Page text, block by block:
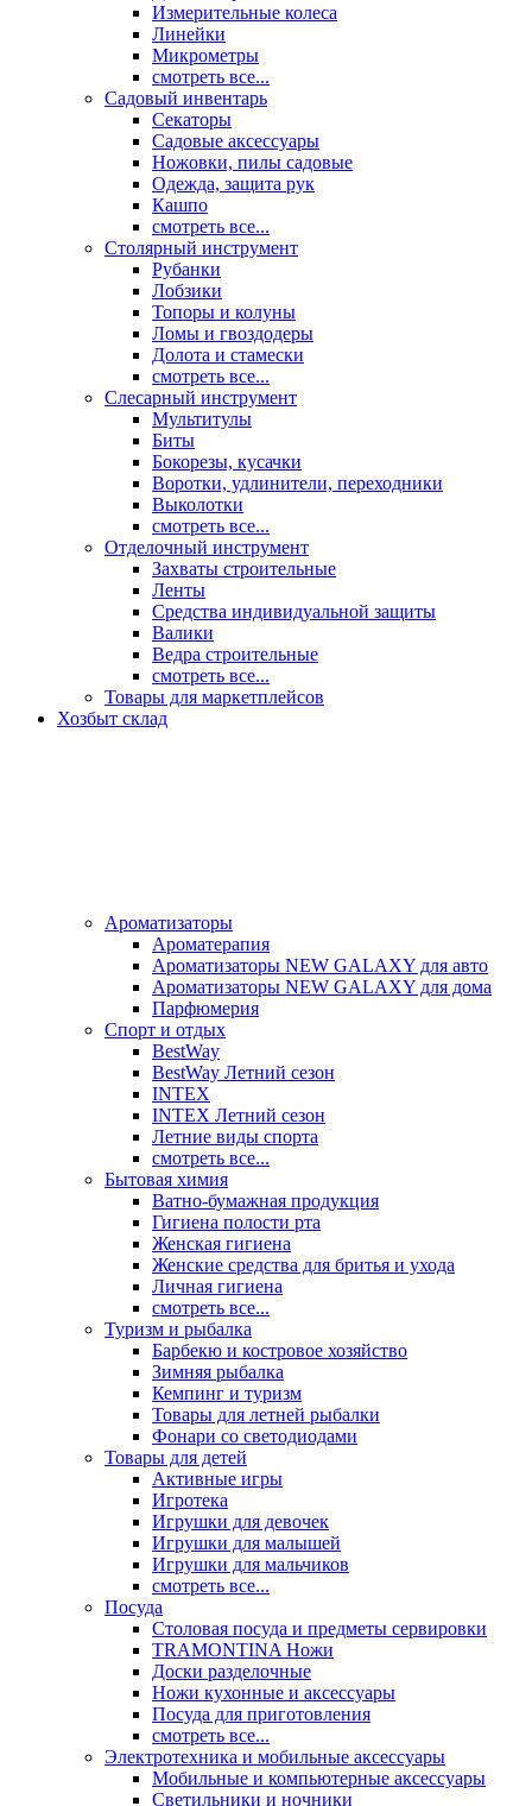
Измерительные колеса
Линейки
Микрометры
смотреть все...
Садовый инвентарь
Секаторы
Садовые аксессуары
Ножовки, пилы садовые
Одежда, защита рук
Кашпо
смотреть все...
Столярный инструмент
Рубанки
Лобзики
Топоры и колуны
Ломы и гвоздодеры
Долота и стамески
смотреть все...
Слесарный инструмент
Мультитулы
Биты
Бокорезы, кусачки
Воротки, удлинители, переходники
Выколотки
смотреть все...
Отделочный инструмент
Захваты строительные
Ленты
Средства индивидуальной защиты
Валики
Ведра строительные
смотреть все...
Товары для маркетплейсов
Хозбыт склад
Ароматизаторы
Ароматерапия
Ароматизаторы NEW GALAXY для авто
Ароматизаторы NEW GALAXY для дома
Парфюмерия
Спорт и отдых
BestWay
BestWay Летний сезон
INTEX
INTEX Летний сезон
Летние виды спорта
смотреть все...
Бытовая химия
Ватно-бумажная продукция
Гигиена полости рта
Женская гигиена
Женские средства для бритья и ухода
Личная гигиена
смотреть все...
Туризм и рыбалка
Барбекю и костровое хозяйство
Зимняя рыбалка
Кемпинг и туризм
Товары для летней рыбалки
Фонари со светодиодами
Товары для детей
Активные игры
Игротека
Игрушки для девочек
Игрушки для малышей
Игрушки для мальчиков
смотреть все...
Посуда
Столовая посуда и предметы сервировки
TRAMONTINA Ножи
Доски разделочные
Ножи кухонные и аксессуары
Посуда для приготовления
смотреть все...
Электротехника и мобильные аксессуары
Мобильные и компьютерные аксессуары
Светильники и ночники